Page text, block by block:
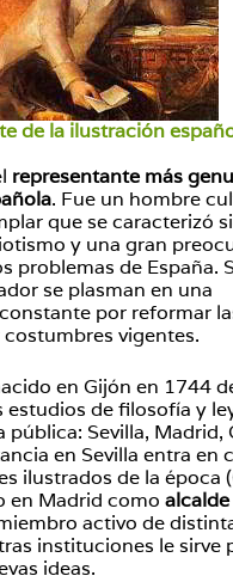
de la ilustración
representante más
. Fue un hombre
que se caracterizó
y una gran
problemas de España.
se plasman en una
por reformar
vigentes.
en Gijón en 1744
estudios de filosofía y
pública: Sevilla,
en Sevilla entra en
ilustrados de la época
en Madrid como alcalde
activo de
instituciones le sirve
ideas.